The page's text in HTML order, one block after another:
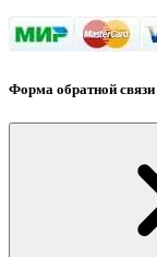
Форма обратной связи